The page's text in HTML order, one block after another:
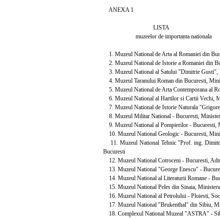
ANEXA 1
LISTA
muzeelor de importanta nationala
1. Muzeul National de Arta al Romaniei din
2. Muzeul National de Istorie a Romaniei din
3. Muzeul National al Satului "Dimitrie
4. Muzeul Taranului Roman din Bucuresti,
5. Muzeul National de Arta Contemporana al
6. Muzeul National al Hartilor si Cartii Vechi,
7. Muzeul National de Istorie Naturala
8. Muzeul Militar National - Bucuresti,
9. Muzeul National al Pompierilor - Bucuresti,
10. Muzeul National Geologic - Bucuresti,
11. Muzeul National Tehnic "Prof. ing.
Bucuresti
12. Muzeul National Cotroceni - Bucuresti,
13. Muzeul National "George Enescu" -
14. Muzeul National al Literaturii Romane -
15. Muzeul National Peles din Sinaia,
16. Muzeul National al Petrolului - Ploiesti,
17. Muzeul National "Brukenthal" din Sibiu,
18. Complexul National Muzeal "ASTRA" -